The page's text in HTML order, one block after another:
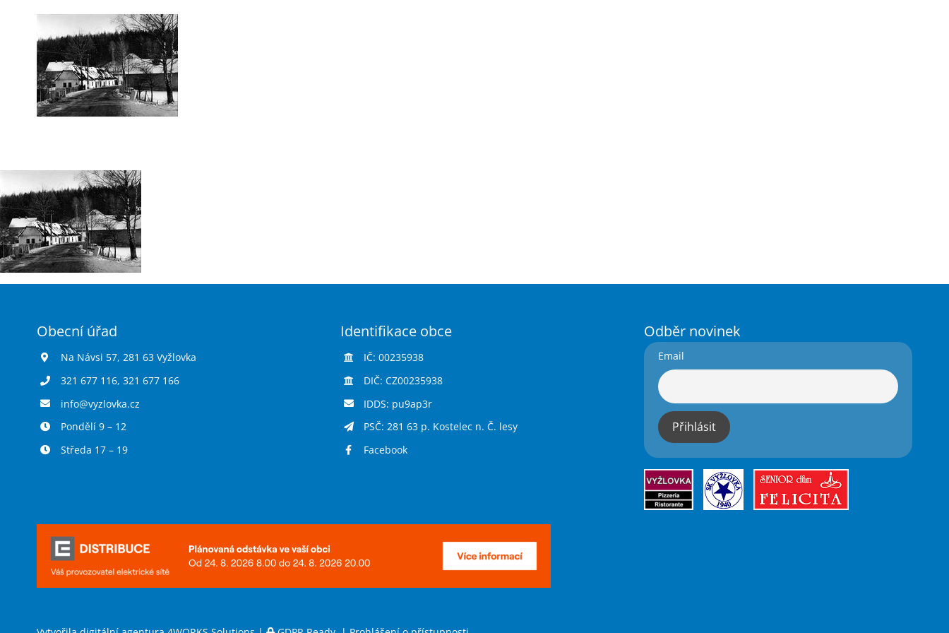
Obecní úřad
Na Návsi 57, 281 63 Vyžlovka
321 677 116, 321 677 166
info@vyzlovka.cz
Pondělí 9 – 12
Středa 17 – 19
Identifikace obce
IČ: 00235938
DIČ: CZ00235938
IDDS: pu9ap3r
PSČ: 281 63 p. Kostelec n. Č. lesy
Facebook
Odběr novinek
Email